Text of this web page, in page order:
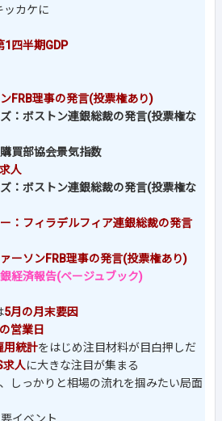
カケに
1四半期GDP
FRB理事の発言(投票権あり)
：ボストン連銀総裁の発言(投票権な
買部協会景気指数
人
：ボストン連銀総裁の発言(投票権な
：フィラデルフィア連銀総裁の発言
ーソンFRB理事の発言(投票権あり)
経済報告(ベージュブック)
5月の月末要因
営業日
用統計をはじめ注目材料が目白押しだ
求人に大きな注目が集まる
しっかりと相場の流れを掴みたい局面